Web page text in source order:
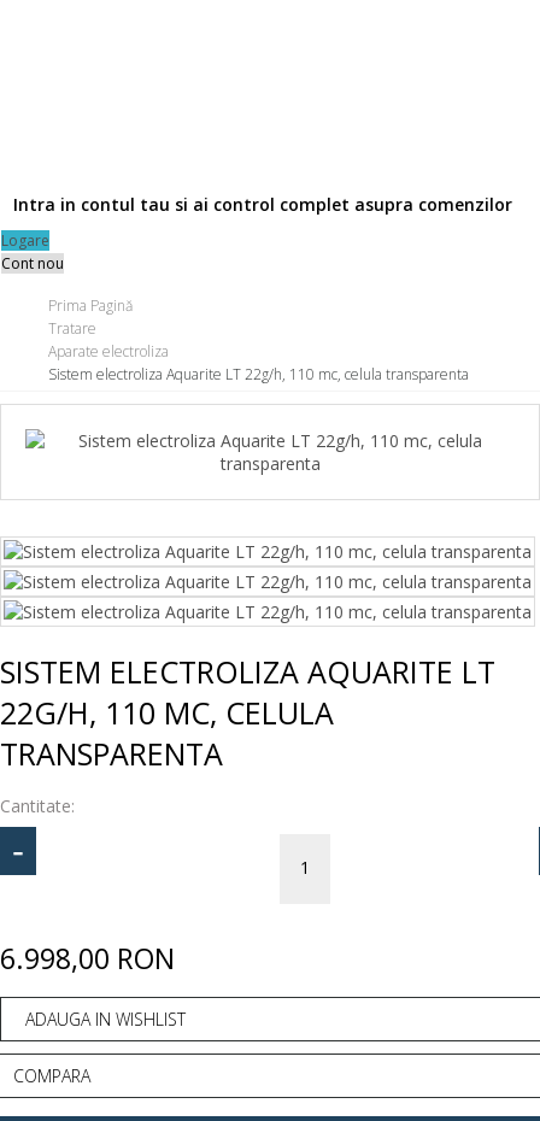
Intra in contul tau si ai control complet asupra comenzilor
Logare
Cont nou
Prima Pagină
Tratare
Aparate electroliza
Sistem electroliza Aquarite LT 22g/h, 110 mc, celula transparenta
SISTEM ELECTROLIZA AQUARITE LT
22G/H, 110 MC, CELULA
TRANSPARENTA
Cantitate:
-
6.998,00 RON
ADAUGA IN WISHLIST
COMPARA